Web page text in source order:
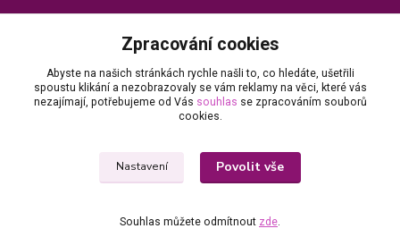
+420 735 055 075
(Po - Pá, 8 - 16 hod.)
info@x-nails.cz
Zpracování cookies
Abyste na našich stránkách rychle našli to, co hledáte, ušetřili
spoustu klikání a nezobrazovaly se vám reklamy na věci, které vás
nezajímají, potřebujeme od Vás souhlas se zpracováním souborů
cookies.
Nastavení Povolit vše
Souhlas můžete odmítnout zde.